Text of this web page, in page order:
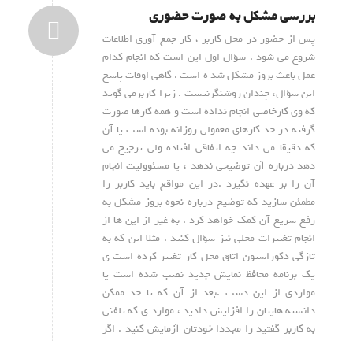
بررسی مشکل به صورت حضوری
پس از حضور در محل کاربر ، کار جمع آوری اطلاعات
شروع می شود . سؤال اول این است که انجام کدام
عمل باعث بروز مشکل شد ه است . گاهی اوقات پاسخ
این سؤال، چندان روشنگرنیست . زیرا کاربرمی گوید
که وی کارخاصی انجام نداده است و همه کارها صورت
گرفته در حد کارهای معمولی روزانه بوده است یا آن
که دقیقا می داند چه اتفاقی افتاده ولی ترجیح می
دهد درباره آن توضیحی ندهد ، یا مسئوولیت انجام
آن را بر عهده نگیرد .در این مواقع باید کاربر را
مطمئن سازید که توضیح درباره نحوه بروز مشکل به
رفع سریع آن کمک خواهد کرد . به غیر از این ها از
انجام تغییرات محلی نیز سؤال کنید . مثلا این که به
تازگی دکوراسیون اتاق محل کار تغییر کرده است ی
یک برنامه محافظ نمایش جدید نصب شده است یا
مواردی از این دست .بعد از آن که تا حد ممکن
دانسته هایتان را افزایش دادید ، موارد ی که تلفنی
به کاربر گفتید را مجددا خودتان آزمایش کنید . اگر